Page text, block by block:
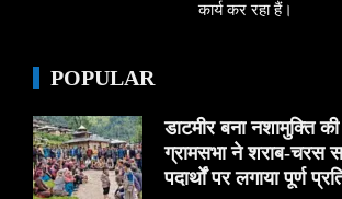
कार्य कर रहा हैं।
POPULAR
डाटमीर बना नशामुक्ति
ग्रामसभा ने शराब-चरस
पदार्थों पर लगाया पूर्ण